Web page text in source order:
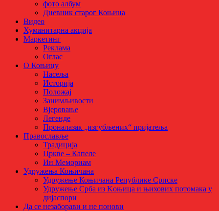
фото албум
Дневник старог Коњица
Видео
Хуманитарна акција
Маркетинг
Реклама
Оглас
О Коњицу
Насеља
Историја
Положај
Занимљивости
Вјеровање
Легенде
Проналазак „изгубљених“ пријатеља
Православље
Традиција
Цркве – Капеле
Ин Мемориам
Удружења Коњичана
Удружење Коњичана Републике Српске
Удружење Срба из Kоњица и њихових потомака у
дијаспори
Да се незаборави и не понови